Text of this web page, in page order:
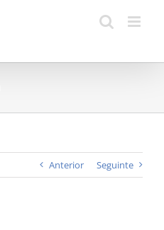
Anterior Seguinte